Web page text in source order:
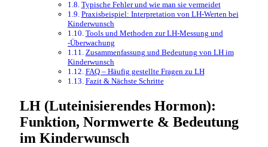
Typische Fehler und wie man sie vermeidet
Praxisbeispiel: Interpretation von LH-Werten bei
Kinderwunsch
Tools und Methoden zur LH-Messung und
-Überwachung
Zusammenfassung und Bedeutung von LH im
Kinderwunsch
FAQ – Häufig gestellte Fragen zu LH
Fazit & Nächste Schritte
LH (Luteinisierendes Hormon):
Funktion, Normwerte & Bedeutung
im Kinderwunsch